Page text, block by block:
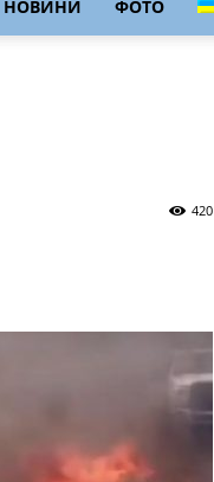
НОВИНИ ФОТО
420